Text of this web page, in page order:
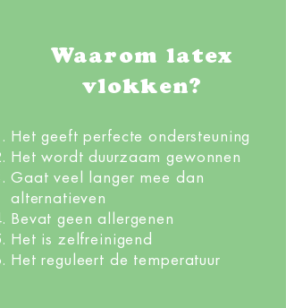
Waarom latex
vlokken?
Het geeft perfecte ondersteuning
Het wordt duurzaam gewonnen
Gaat veel langer mee dan
alternatieven
Bevat geen allergenen
Het is zelfreinigend
Het reguleert de temperatuur